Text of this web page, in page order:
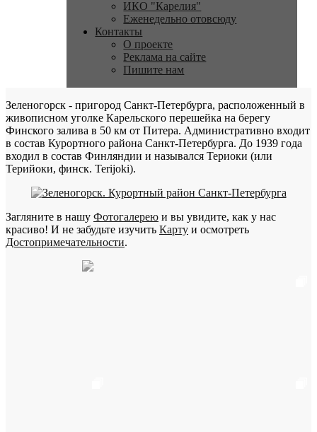
ИКО "Карелия"
Еженедельно отовсюду
Контакты
О проекте
Реклама на сайте
Пишите нам
Зеленогорск - пригород Санкт-Петербурга, расположенный в
живописном уголке Карельского перешейка на берегу
Финского залива в 50 км от Питера. Административно входит
в состав Курортного района Санкт-Петербурга. До 1939 года
входил в состав Финляндии и назывался Териоки (или
Терийоки, финск. Terijoki).
Загляните в нашу Фотогалерею и вы увидите, как у нас
красиво! И не забудьте изучить Карту и осмотреть
Достопримечательности.